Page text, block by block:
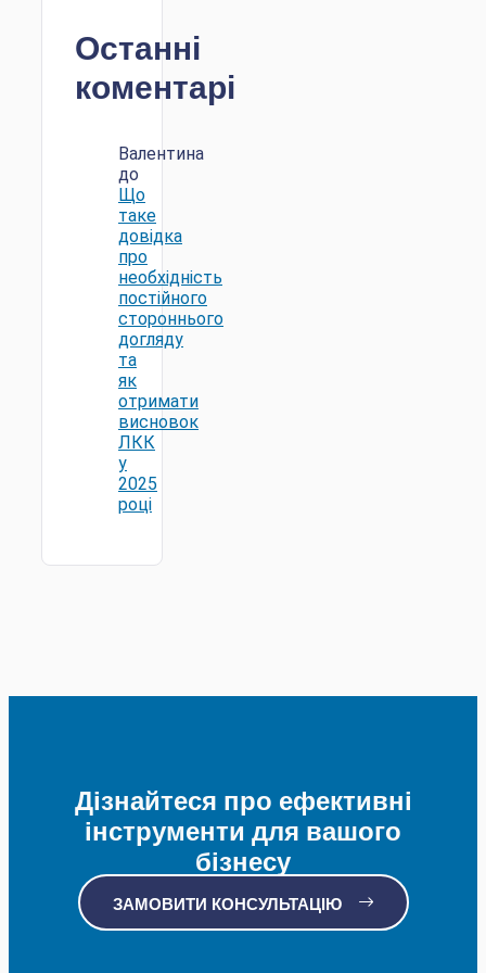
Останні
коментарі
Валентина
до
Що
таке
довідка
про
необхідність
постійного
стороннього
догляду
та
як
отримати
висновок
ЛКК
у
2025
році
Дізнайтеся про ефективні
інструменти для вашого
бізнесу
ЗАМОВИТИ КОНСУЛЬТАЦІЮ